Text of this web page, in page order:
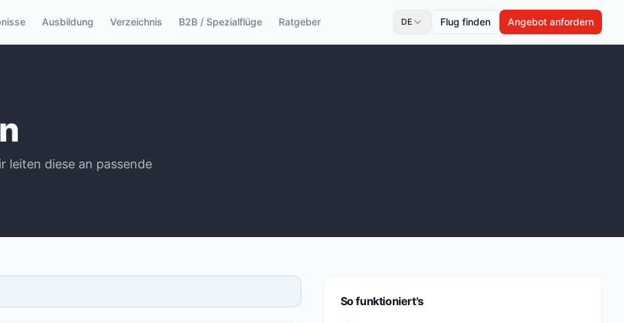
Ausbildung Verzeichnis B2B / Spezialflüge Ratgeber DE Flug finden Angebot anfordern
leiten diese an passende
So funktioniert's